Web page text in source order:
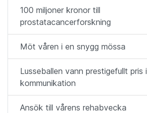
100 miljoner kronor till
prostatacancerforskning
Möt våren i en snygg mössa
Lusseballen vann prestigefullt pris i
kommunikation
Ansök till vårens rehabvecka